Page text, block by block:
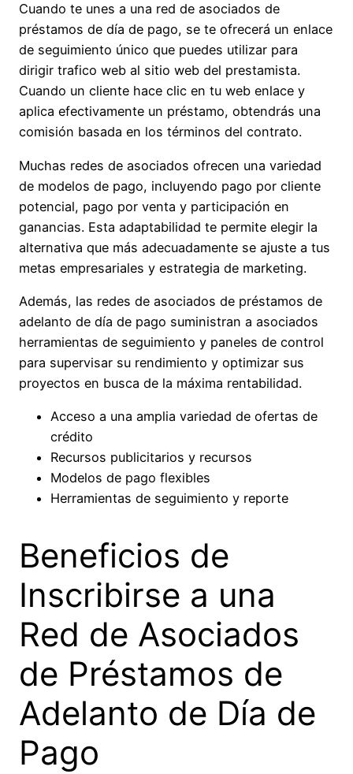
Cuando te unes a una red de asociados de
préstamos de día de pago, se te ofrecerá un enlace
de seguimiento único que puedes utilizar para
dirigir trafico web al sitio web del prestamista.
Cuando un cliente hace clic en tu web enlace y
aplica efectivamente un préstamo, obtendrás una
comisión basada en los términos del contrato.
Muchas redes de asociados ofrecen una variedad
de modelos de pago, incluyendo pago por cliente
potencial, pago por venta y participación en
ganancias. Esta adaptabilidad te permite elegir la
alternativa que más adecuadamente se ajuste a tus
metas empresariales y estrategia de marketing.
Además, las redes de asociados de préstamos de
adelanto de día de pago suministran a asociados
herramientas de seguimiento y paneles de control
para supervisar su rendimiento y optimizar sus
proyectos en busca de la máxima rentabilidad.
Acceso a una amplia variedad de ofertas de
crédito
Recursos publicitarios y recursos
Modelos de pago flexibles
Herramientas de seguimiento y reporte
Beneficios de
Inscribirse a una
Red de Asociados
de Préstamos de
Adelanto de Día de
Pago